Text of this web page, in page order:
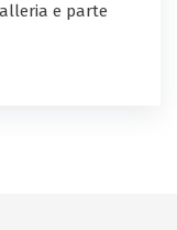
e parte